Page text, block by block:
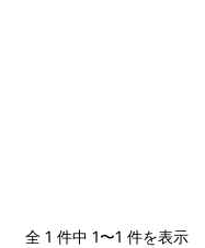
全 1 件中 1〜1 件を表示